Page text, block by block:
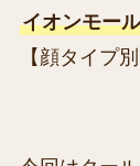
イオンモー
【顔タイプ